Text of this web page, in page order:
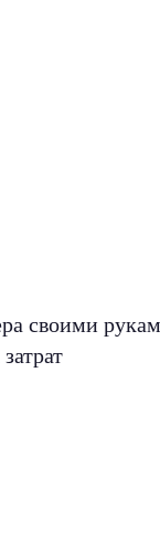
своими